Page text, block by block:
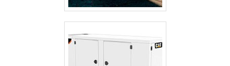
CABINES ACÚSTICAS PARA GERADORES
GERADOR TERMOELÉTRICO